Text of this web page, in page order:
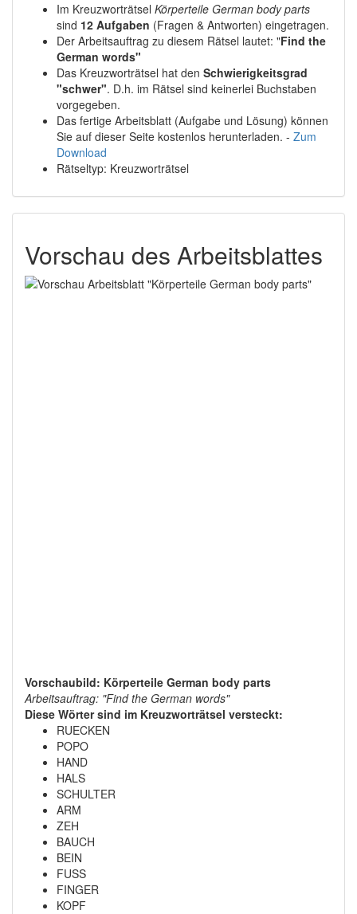
Im Kreuzworträtsel Körperteile German body parts
sind 12 Aufgaben (Fragen & Antworten) eingetragen.
Der Arbeitsauftrag zu diesem Rätsel lautet: "Find the
German words"
Das Kreuzworträtsel hat den Schwierigkeitsgrad
"schwer". D.h. im Rätsel sind keinerlei Buchstaben
vorgegeben.
Das fertige Arbeitsblatt (Aufgabe und Lösung) können
Sie auf dieser Seite kostenlos herunterladen. - Zum
Download
Rätseltyp: Kreuzworträtsel
Vorschau des Arbeitsblattes
Vorschaubild: Körperteile German body parts
Arbeitsauftrag: "Find the German words"
Diese Wörter sind im Kreuzworträtsel versteckt:
RUECKEN
POPO
HAND
HALS
SCHULTER
ARM
ZEH
BAUCH
BEIN
FUSS
FINGER
KOPF